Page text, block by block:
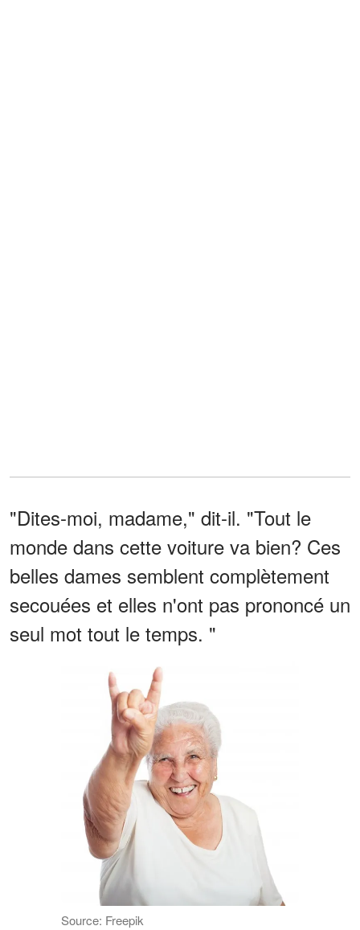
"Dites-moi, madame," dit-il. "Tout le
monde dans cette voiture va bien? Ces
belles dames semblent complètement
secouées et elles n'ont pas prononcé un
seul mot tout le temps. "
Source: Freepik